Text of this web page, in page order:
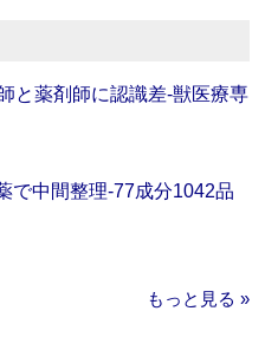
と薬剤師に認識差‐獣医療専
で中間整理‐77成分1042品
もっと見る »